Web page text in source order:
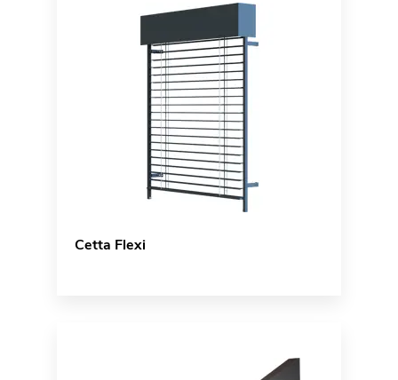
Cetta Flexi